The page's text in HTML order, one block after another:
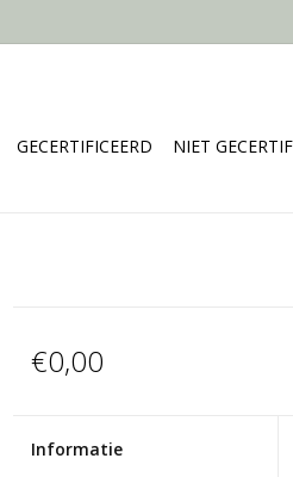
GECERTIFICEERD NIET
€0,00
Informatie